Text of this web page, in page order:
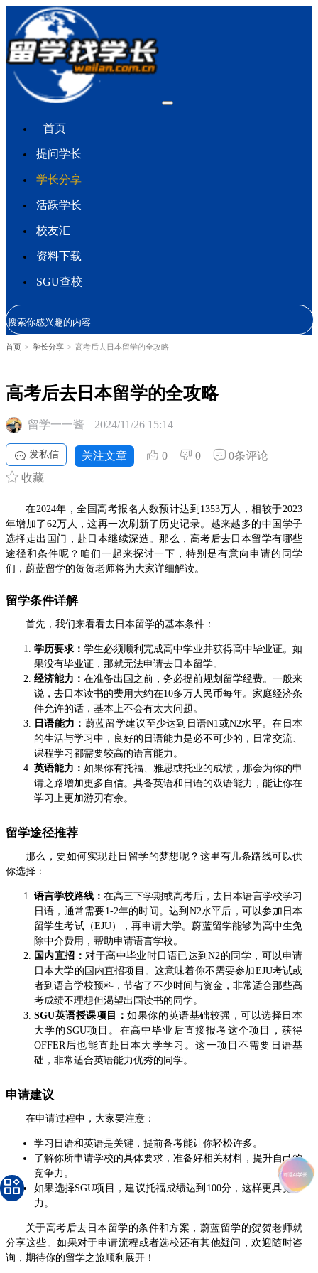
首页
提问学长
学长分享
活跃学长
校友汇
资料下载
SGU查校
首页 > 学长分享 > 高考后去日本留学的全攻略
高考后去日本留学的全攻略
留学一一酱 2024/11/26 15:14
发私信 关注文章 0 0
0条评论
收藏
在2024年，全国高考报名人数预计达到1353万人，相较于2023
年增加了62万人，这再一次刷新了历史记录。越来越多的中国学子
选择走出国门，赴日本继续深造。那么，高考后去日本留学有哪些
途径和条件呢？咱们一起来探讨一下，特别是有意向申请的同学
们，蔚蓝留学的贺贺老师将为大家详细解读。
留学条件详解
首先，我们来看看去日本留学的基本条件：
学历要求： 学生必须顺利完成高中学业并获得高中毕业证。如
果没有毕业证，那就无法申请去日本留学。
经济能力： 在准备出国之前，务必提前规划留学经费。一般来
说，去日本读书的费用大约在10多万人民币每年。家庭经济条
件允许的话，基本上不会有太大问题。
日语能力： 蔚蓝留学建议至少达到日语N1或N2水平。在日本
的生活与学习中，良好的日语能力是必不可少的，日常交流、
课程学习都需要较高的语言能力。
英语能力： 如果你有托福、雅思或托业的成绩，那会为你的申
请之路增加更多自信。具备英语和日语的双语能力，能让你在
学习上更加游刃有余。
留学途径推荐
那么，要如何实现赴日留学的梦想呢？这里有几条路线可以供
你选择：
语言学校路线： 在高三下学期或高考后，去日本语言学校学习
日语，通常需要1-2年的时间。达到N2水平后，可以参加日本
留学生考试（EJU），再申请大学。蔚蓝留学能够为高中生免
除中介费用，帮助申请语言学校。
国内直招： 对于高中毕业时日语已达到N2的同学，可以申请
日本大学的国内直招项目。这意味着你不需要参加EJU考试或
者到语言学校预科，节省了不少时间与资金，非常适合那些高
考成绩不理想但渴望出国读书的同学。
SGU英语授课项目：如果你的英语基础较强，可以选择日本
大学的SGU项目。在高中毕业后直接报考这个项目，获得
OFFER后也能直赴日本大学学习。这一项目不需要日语基
础，非常适合英语能力优秀的同学。
申请建议
在申请过程中，大家要注意：
学习日语和英语是关键，提前备考能让你轻松许多。
了解你所申请学校的具体要求，准备好相关材料，提升自己的
竞争力。
如果选择SGU项目，建议托福成绩达到100分，这样更具竞争
力。
关于高考后去日本留学的条件和方案，蔚蓝留学的贺贺老师就
分享这些。如果对于申请流程或者选校还有其他疑问，欢迎随时咨
询，期待你的留学之旅顺利展开！